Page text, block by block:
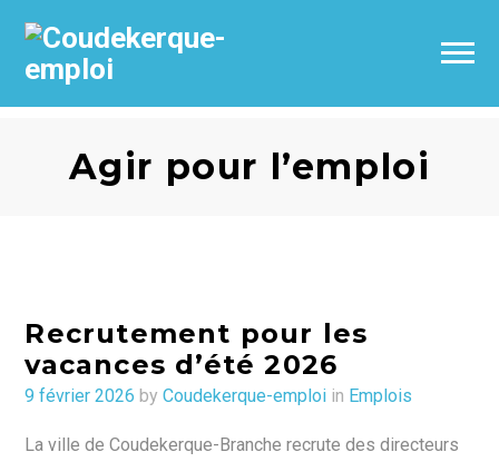
Agir pour l’emploi
Recrutement pour les
vacances d’été 2026
Posted
9 février 2026 byCoudekerque-emploi in Emplois
La ville de Coudekerque-Branche recrute des directeurs